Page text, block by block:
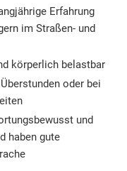
Erfahrung
im Straßen- und
körperlich belastbar
oder bei
und
haben gute